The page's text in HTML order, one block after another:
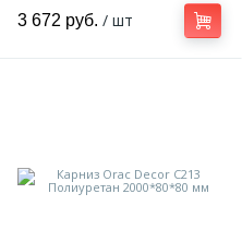
3 672 руб. / шт